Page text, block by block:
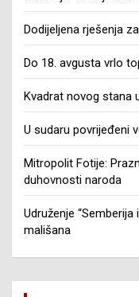
Dodijeljena rješenja
Do 18. avgusta vrlo
Kvadrat novog stana
U sudaru povrijeđeni
Mitropolit Fotije:
duhovnosti naroda
Udruženje
mališana